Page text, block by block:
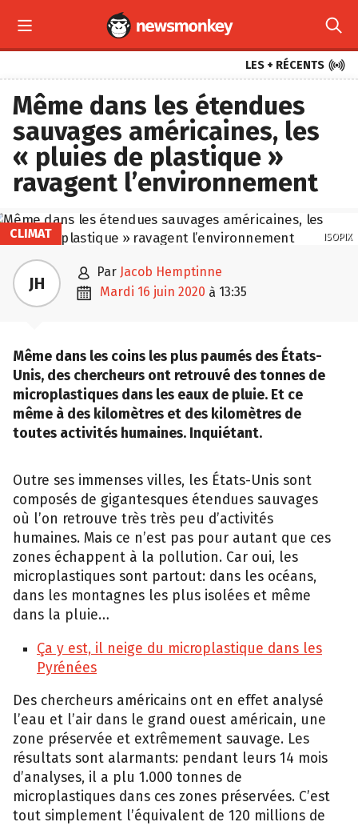
 
LES + RÉCENTS 
Même dans les étendues
sauvages américaines, les
« pluies de plastique »
ravagent l’environnement
ISOPIX
CLIMAT
JH  par Jacob Hemptinne
 mardi 16 juin 2020 à 13:35
Même dans les coins les plus paumés des États-
Unis, des chercheurs ont retrouvé des tonnes de
microplastiques dans les eaux de pluie. Et ce
même à des kilomètres et des kilomètres de
toutes activités humaines. Inquiétant.
Outre ses immenses villes, les États-Unis sont
composés de gigantesques étendues sauvages
où l’on retrouve très très peu d’activités
humaines. Mais ce n’est pas pour autant que ces
zones échappent à la pollution. Car oui, les
microplastiques sont partout: dans les océans,
dans les montagnes les plus isolées et même
dans la pluie…
Ça y est, il neige du microplastique dans les
Pyrénées
Des chercheurs américains ont en effet analysé
l’eau et l’air dans le grand ouest américain, une
zone préservée et extrêmement sauvage. Les
résultats sont alarmants: pendant leurs 14 mois
d’analyses, il a plu 1.000 tonnes de
microplastiques dans ces zones préservées. C’est
tout simplement l’équivalent de 120 millions de